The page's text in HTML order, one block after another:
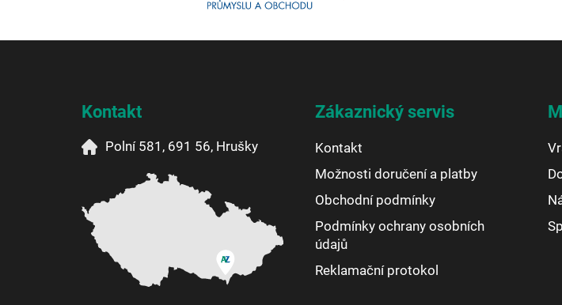
Kontakt
Polní 581, 691 56, Hrušky
Zákaznický servis
Kontakt
Možnosti doručení a platby
Obchodní podmínky
Podmínky ochrany osobních
údajů
Reklamační protokol